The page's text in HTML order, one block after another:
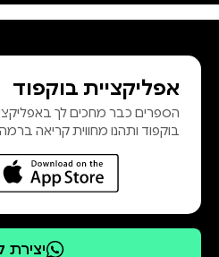
מיליון עותקים
ספרי מיירון בוליטר ש
אפליקציית בוקפוד
הספרים כבר מחכים לך
בוקפוד ותהנו מחווית קריאה